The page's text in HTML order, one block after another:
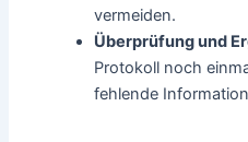
vermeiden.
Überprüfung und
Protokoll noch
fehlende